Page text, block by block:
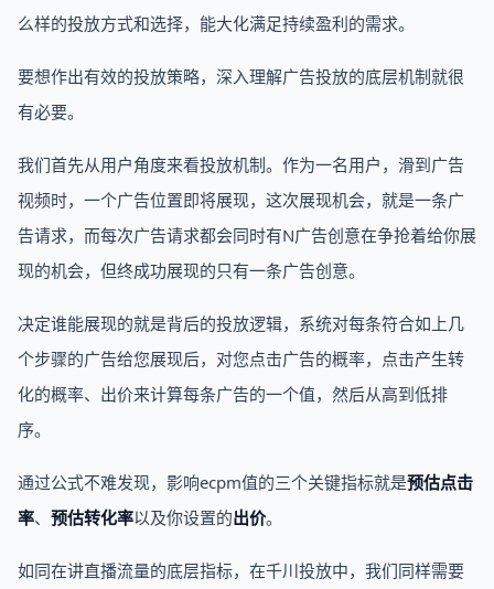
么样的投放方式和选择，能大化满足持续盈利的需求。
要想作出有效的投放策略，深入理解广告投放的底层机制就很
有必要。
我们首先从用户角度来看投放机制。作为一名用户，滑到广告
视频时，一个广告位置即将展现，这次展现机会，就是一条广
告请求，而每次广告请求都会同时有N广告创意在争抢着给你展
现的机会，但终成功展现的只有一条广告创意。
决定谁能展现的就是背后的投放逻辑，系统对每条符合如上几
个步骤的广告给您展现后，对您点击广告的概率，点击产生转
化的概率、出价来计算每条广告的一个值，然后从高到低排
序。
通过公式不难发现，影响ecpm值的三个关键指标就是预估点击
率、 预估转化率以及你设置的出价。
如同在讲直播流量的底层指标，在千川投放中，我们同样需要